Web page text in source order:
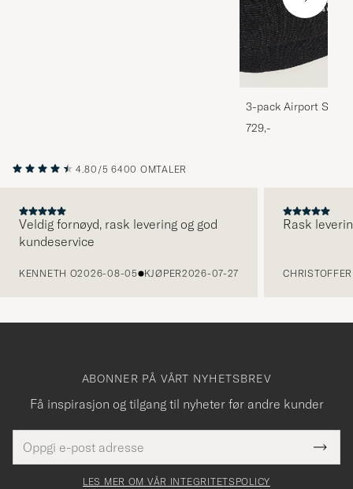
3-pack Airport
Melange
729,-
4.80/5 6400 OMTALER
Veldig fornøyd, rask levering og god
kundeservice
KENNETH O2026-08-05 KJØPER2026-07-27
Rask
ABONNER PÅ VÅRT NYHETSBREV
Få inspirasjon og tilgang til nyheter før andre kunder
postadresse
felt
Tack
för
LES MER OM VÅR INTEGRITETSPOLICY